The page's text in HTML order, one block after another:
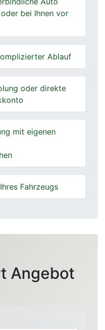
bei Ihnen vor
Ablauf
oder direkte
mit eigenen
Fahrzeugs
Angebot